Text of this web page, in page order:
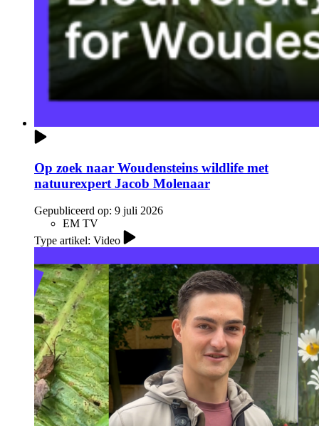
Op zoek naar Woudensteins wildlife met
natuurexpert Jacob Molenaar
Gepubliceerd op: 9 juli 2026
EM TV
Type artikel: Video